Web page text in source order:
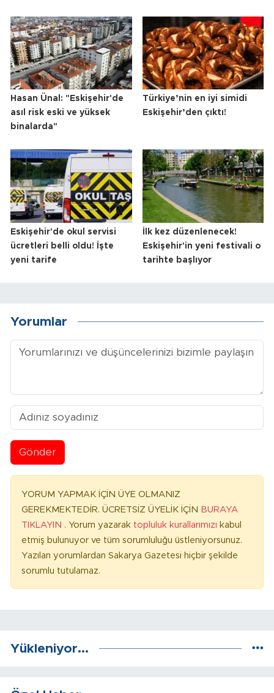
Hasan Ünal: "Eskişehir'de
asıl risk eski ve yüksek
binalarda"
Türkiye’nin en iyi simidi
Eskişehir’den çıktı!
Eskişehir'de okul servisi
ücretleri belli oldu! İşte
yeni tarife
İlk kez düzenlenecek!
Eskişehir'in yeni festivali o
tarihte başlıyor
Yorumlar
Gönder
YORUM YAPMAK İÇİN ÜYE OLMANIZ
GEREKMEKTEDİR. ÜCRETSİZ ÜYELİK İÇİN BURAYA
TIKLAYIN . Yorum yazarak topluluk kurallarımızı kabul
etmiş bulunuyor ve tüm sorumluluğu üstleniyorsunuz.
Yazılan yorumlardan Sakarya Gazetesi hiçbir şekilde
sorumlu tutulamaz.
Yükleniyor...